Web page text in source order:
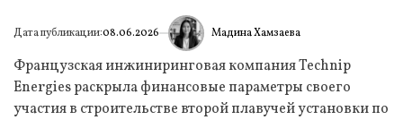
Дата публикации:08.06.2026 ИА Мадина Хамзаева
Французская инжиниринговая компания Technip
Energies раскрыла финансовые параметры своего
участия в строительстве второй плавучей установки по